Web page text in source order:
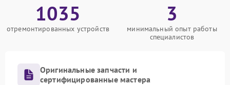
1035
отремонтированных устройств
3
минимальный опыт работы
специалистов
Оригинальные запчасти и
сертифицированные мастера